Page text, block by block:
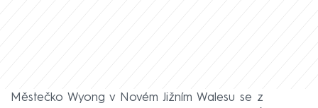
Městečko Wyong v Novém Jižním Walesu se z